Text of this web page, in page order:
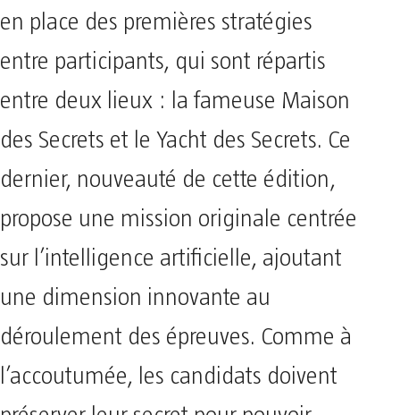
en place des premières stratégies
entre participants, qui sont répartis
entre deux lieux : la fameuse Maison
des Secrets et le Yacht des Secrets. Ce
dernier, nouveauté de cette édition,
propose une mission originale centrée
sur l’intelligence artificielle, ajoutant
une dimension innovante au
déroulement des épreuves. Comme à
l’accoutumée, les candidats doivent